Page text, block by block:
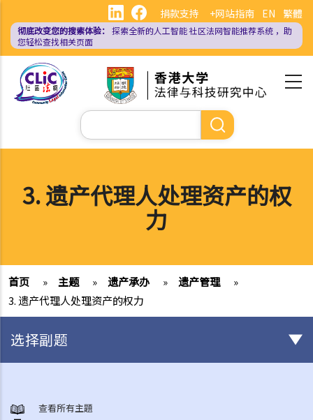
主
EN 繁體
捐款支持 +网站指南
彻底改变您的搜索体验： 探索全新的人工智能社区法网智能推荐系统 ，助
您轻松查找相关页面
搜
索
3. 遗产代理人处理资产的权
力
首页 » 主题 » 遗产承办 » 遗产管理
»
3. 遗产代理人处理资产的权力
选择副题
1. 订立遗嘱的好处
查看所有主題